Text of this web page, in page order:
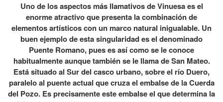
Uno de los aspectos más llamativos de Vinuesa es el
enorme atractivo que presenta la combinación de
elementos artísticos con un marco natural inigualable. Un
buen ejemplo de esta singularidad es el denominado
Puente Romano, pues es así como se le conoce
habitualmente aunque también se le llama de San Mateo.
Está situado al Sur del casco urbano, sobre el río Duero,
paralelo al puente actual que cruza el embalse de la Cuerda
del Pozo. Es precisamente este embalse el que determina la